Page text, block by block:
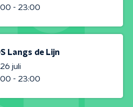
- 23:00
Langs de Lijn
juli
- 23:00